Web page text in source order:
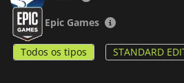
Epic Games
Todos os tipos STANDARD